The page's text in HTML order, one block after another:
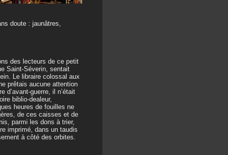
doute : jaunâtres,
des lecteurs de ce petit
Saint-Séverin, sentait
Le libraire colossal aux
prêtais aucune attention
d’avant-guerre, il n’était
biblio-dealeur,
heures de fouilles ne
de ces caisses et de
parmi les dons à trier,
imprimé, dans un taudis
à côté des orbites.